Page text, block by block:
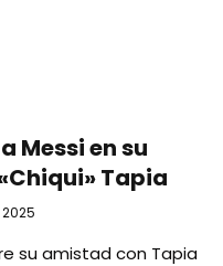
Messi en su
Tapia
su amistad con Tapia